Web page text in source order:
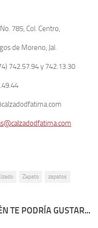
785, Col. Centro,
de Moreno, Jal.
742.57.94 y 742.13.30
Zapato zapatos
TE PODRÍA GUSTAR...